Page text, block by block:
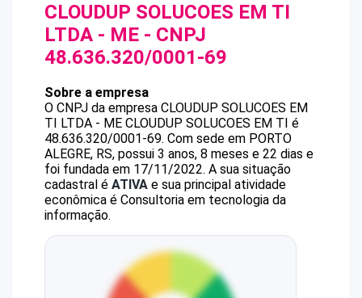
CLOUDUP SOLUCOES EM TI
LTDA - ME - CNPJ
48.636.320/0001-69
Sobre a empresa
O CNPJ da empresa CLOUDUP SOLUCOES EM
TI LTDA - ME CLOUDUP SOLUCOES EM TI é
48.636.320/0001-69. Com sede em PORTO
ALEGRE, RS, possui 3 anos, 8 meses e 22 dias e
foi fundada em 17/11/2022. A sua situação
cadastral é ATIVA e sua principal atividade
econômica é Consultoria em tecnologia da
informação.